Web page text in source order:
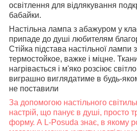
освітлення для відлякування
бабайки.
Настільна лампа з абажуром у
припаде до душі любителям
Стійка підстава настільної лампи
термостойкое, важке і міцне.
нагрівається і м'яко розсіює
виграшно виглядатиме в будь-
не поставили
За допомогою настільного
настрій, що панує в душі, просто
форму. А L-Posuda знає, в якому